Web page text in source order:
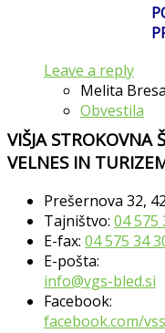
Leave a reply
Melita
Obvestila
VIŠJA STROKOVNA
VELNES IN
Prešernova 32,
Tajništvo: 04 575
E-fax: 04 575 34
E-pošta:
info@vgs-bled.si
Facebook:
facebook.com/